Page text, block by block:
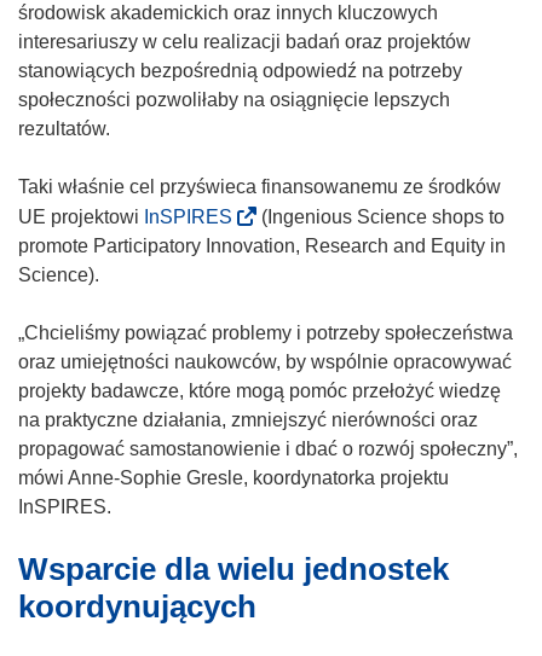
środowisk akademickich oraz innych kluczowych
interesariuszy w celu realizacji badań oraz projektów
stanowiących bezpośrednią odpowiedź na potrzeby
społeczności pozwoliłaby na osiągnięcie lepszych
rezultatów.
Taki właśnie cel przyświeca finansowanemu ze środków
UE projektowi InSPIRES
o
o
ś
n
i
k
o
o
z
(Ingenious Science shops to
promote Participatory Innovation, Research and Equity in
Science).
„Chcieliśmy powiązać problemy i potrzeby społeczeństwa
oraz umiejętności naukowców, by wspólnie opracowywać
projekty badawcze, które mogą pomóc przełożyć wiedzę
na praktyczne działania, zmniejszyć nierówności oraz
propagować samostanowienie i dbać o rozwój społeczny”,
mówi Anne-Sophie Gresle, koordynatorka projektu
InSPIRES.
Wsparcie dla wielu jednostek
koordynujących